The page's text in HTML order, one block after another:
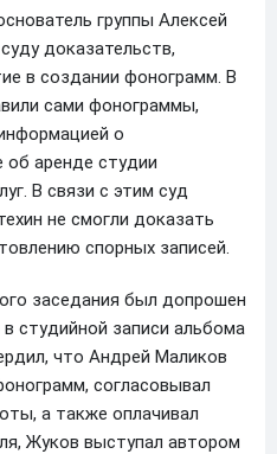
группы Алексей
доказательств,
в создании фонограмм. В
сами фонограммы,
о
об аренде студии
В связи с этим суд
не смогли доказать
спорных записей.
заседания был допрошен
студийной записи альбома
что Андрей Маликов
согласовывал
а также оплачивал
Жуков выступал автором